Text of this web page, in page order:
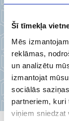
Šī tīmekļa
Mēs
reklāmas,
un analizētu
izmantojat
sociālās
partneriem,
viņiem sniedzat
5 star
From
Facebook